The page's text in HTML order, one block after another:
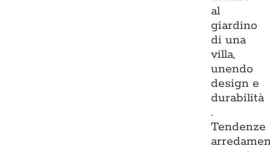
al
giardino
di una
villa,
unendo
design e
durabilità
.
Tendenze